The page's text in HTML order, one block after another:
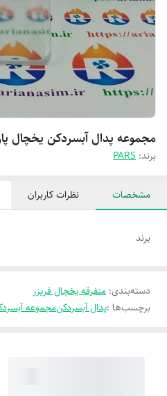
مجموعه پدال آبسردکن یخچال
برند: PARS
مشخصات نظرات کاربران
برند
دسته‌بندی: متفرقه یخچال فریزر
برچسب‌ها :پدال آبسردکنمجموعه